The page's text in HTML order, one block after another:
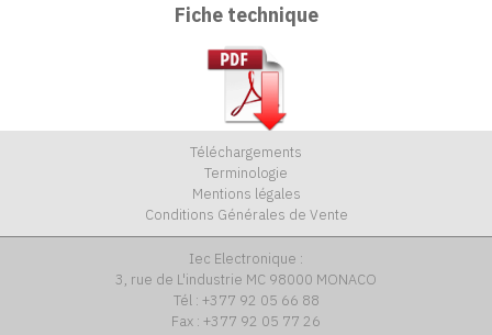
Fiche technique
Téléchargements
Terminologie
Mentions légales
Conditions Générales de Vente
Iec Electronique :
3, rue de L'industrie MC 98000 MONACO
Tél : +377 92 05 66 88
Fax : +377 92 05 77 26